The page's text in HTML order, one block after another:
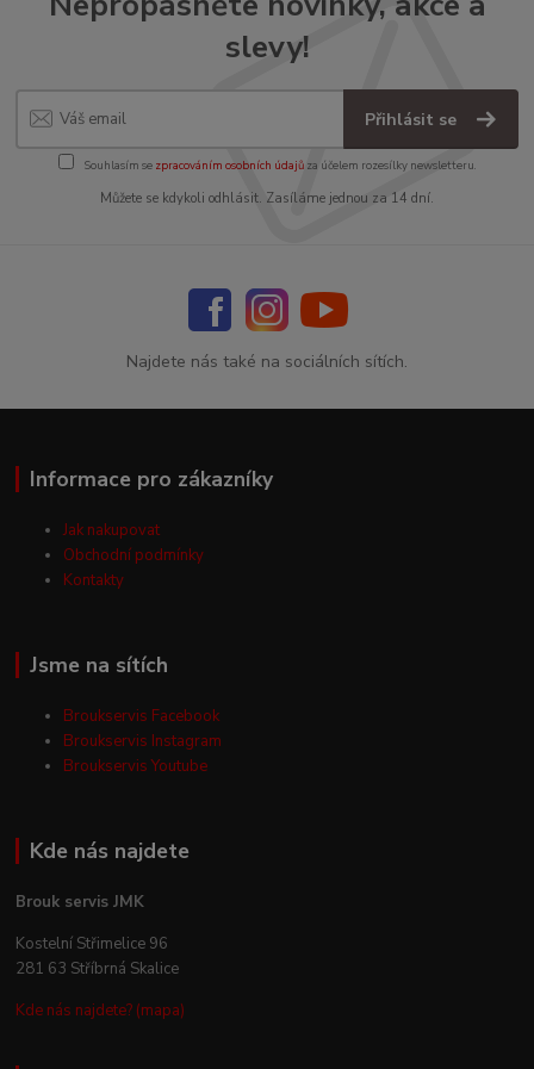
slevy!
Přihlásit se
Souhlasím se zpracováním osobních údajůza účelem rozesílky newsletteru.
Můžete se kdykoli odhlásit. Zasíláme jednou za 14 dní.
Najdete nás také na sociálních sítích.
Informace pro zákazníky
Jak nakupovat
Obchodní podmínky
Kontakty
Jsme na sítích
Broukservis Facebook
Broukservis Instagram
Broukservis Youtube
Kde nás najdete
Brouk servis JMK
Kostelní Střimelice 96
281 63 Stříbrná Skalice
Kde nás najdete? (mapa)